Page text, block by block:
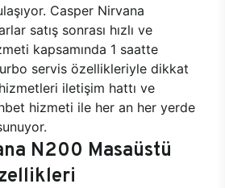
Casper Nirvana
satış sonrası hızlı ve
kapsamında 1 saatte
servis özellikleriyle dikkat
iletişim hattı ve
hizmeti ile her an her yerde
N200 Masaüstü